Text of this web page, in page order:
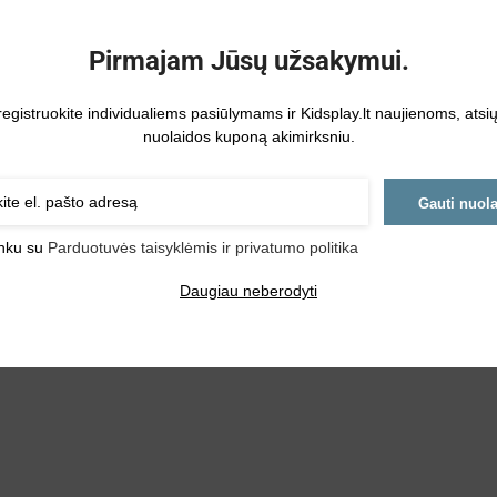
Pirmajam Jūsų užsakymui.
individualiems pasiūlymams ir Kidsplay.lt naujienoms,
nuolaidos kuponą akimirksniu.
Gauti
su Parduotuvės taisyklėmis ir privatumo politika
Daugiau neberodyti